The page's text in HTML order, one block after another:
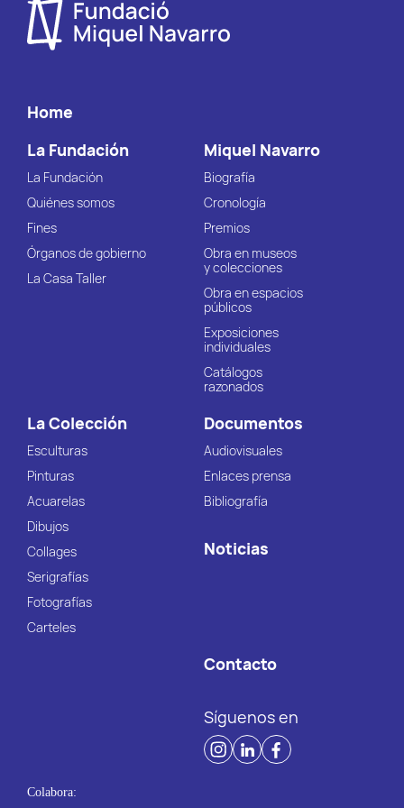
Home
La Fundación
La Fundación
Quiénes somos
Fines
Órganos de gobierno
La Casa Taller
Miquel Navarro
Biografía
Cronología
Premios
Obra en museos
y colecciones
Obra en espacios
públicos
Exposiciones
individuales
Catálogos
razonados
La Colección
Esculturas
Pinturas
Acuarelas
Dibujos
Collages
Serigrafías
Fotografías
Carteles
Documentos
Audiovisuales
Enlaces prensa
Bibliografía
Noticias
Contacto
Síguenos en